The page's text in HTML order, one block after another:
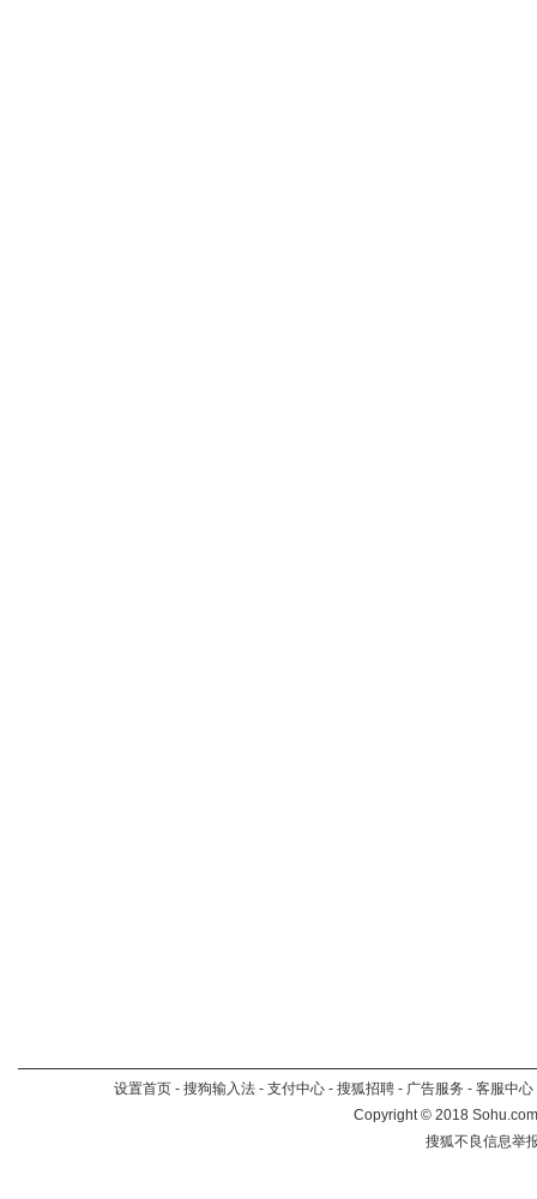
设置首页 - 搜狗输入法 - 支付中心 - 搜狐招聘 - 广告服务 - 客服中心
Copyright©2018
搜狐不良信息举